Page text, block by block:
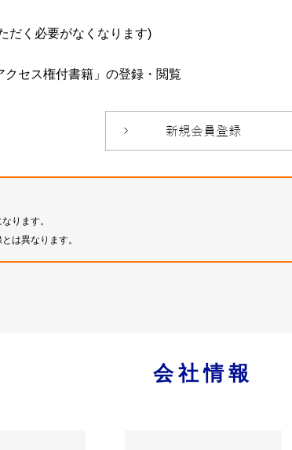
だく必要がなくなります)
クセス権付書籍」の登録・閲覧
ります。
は異なります。
会社情報